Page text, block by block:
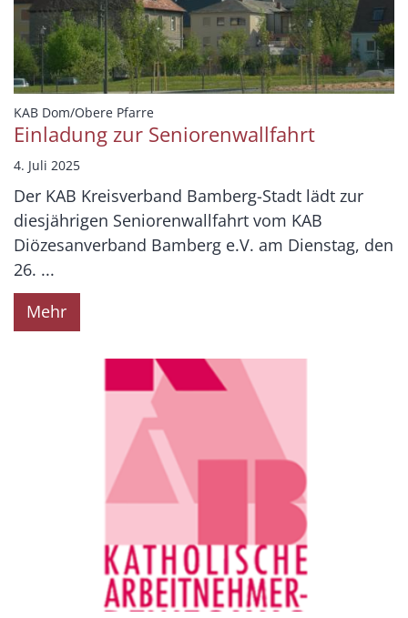
KAB Dom/Obere Pfarre:
Einladung zur Seniorenwallfahrt
4. Juli 2025
Der KAB Kreisverband Bamberg-Stadt lädt zur
diesjährigen Seniorenwallfahrt vom KAB
Diözesanverband Bamberg e.V. am Dienstag, den
26. ...
Mehr